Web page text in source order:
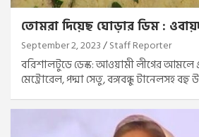
তোমরা দিয়েছ ঘোড়ার ডিম :
September 2, 2023 Staff Reporter
বরিশালটুডে ডেস্ক: আওয়ামী লীগের আমলে
মেট্রোরেল, পদ্মা সেতু, বঙ্গবন্ধু টানেলসহ বহু